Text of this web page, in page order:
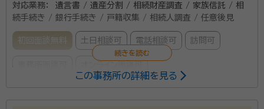
対応業務：
遺言書 / 遺産分割 / 相続財産調査 / 家族信託 / 相
続手続き / 銀行手続き / 戸籍収集 / 相続人調査 / 任意後見
初回面談無料 土日相談可 電話相談可 訪問可
この事務所の詳細を見る